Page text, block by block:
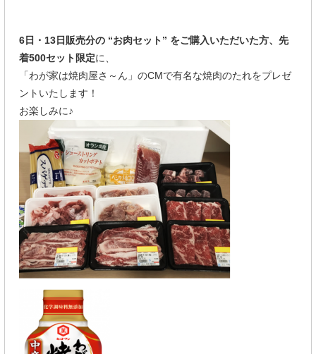
6日・13日販売分の “お肉セット” をご購入いただいた方、先
着500セット限定に、
「わが家は焼肉屋さ～ん」のCMで有名な焼肉のたれをプレゼ
ントいたします！
お楽しみに♪